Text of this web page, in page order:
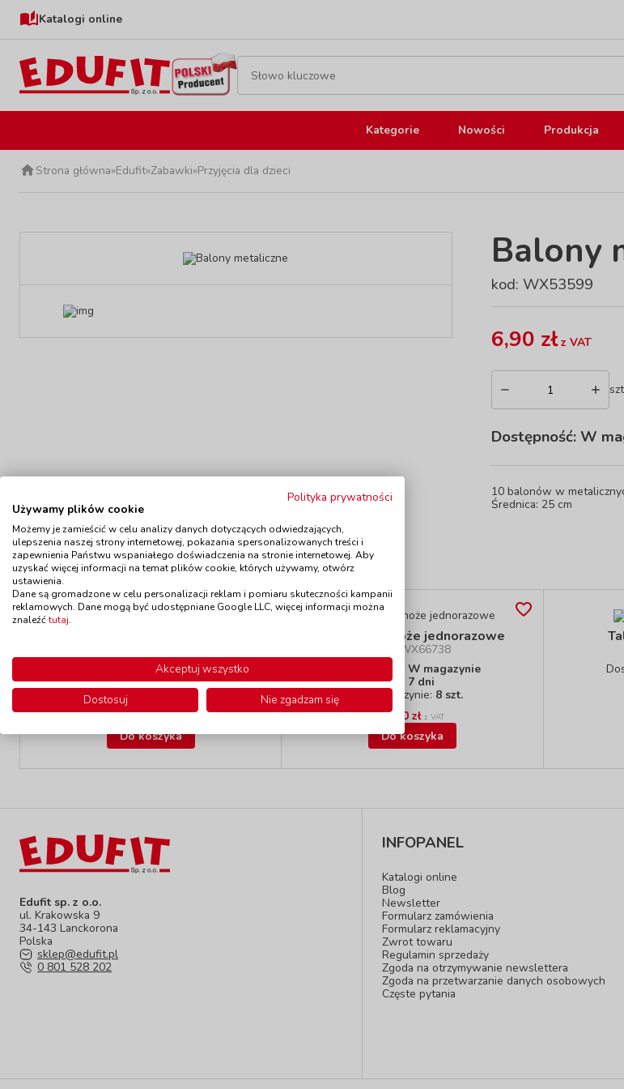
Katalogi online
Kategorie Nowości Produkcja
Strona główna»Edufit»Zabawki»Przyjęcia dla dzieci
Balony
kod: WX53599
6,90 złz VAT
Dostępność: W
10 balonów w
Średnica: 25 cm
Polecamy
W magazynie
do 5 dni
9,90 zł
Do koszyka
Wyprzedaż!
Drewniane noże jednorazowe
kod: WX66738
W magazynie
do 7 dni
W magazynie: 8 szt.
19,90 zł z VAT
Do koszyka
Edufit sp. z o.o.
ul. Krakowska 9
34-143 Lanckorona
Polska
sklep@edufit.pl
0 801 528 202
INFOPANEL
Katalogi online
Blog
Newsletter
Formularz zamówienia
Formularz reklamacyjny
Zwrot towaru
Regulamin sprzedaży
Zgoda na otrzymywanie newslettera
Zgoda na przetwarzanie danych osobowych
Częste pytania
Polityka prywatności
Używamy plików cookie
Możemy je zamieścić w celu analizy danych dotyczących odwiedzających,
ulepszenia naszej strony internetowej, pokazania spersonalizowanych treści i
zapewnienia Państwu wspaniałego doświadczenia na stronie internetowej. Aby
uzyskać więcej informacji na temat plików cookie, których używamy, otwórz
ustawienia.
Dane są gromadzone w celu personalizacji reklam i pomiaru skuteczności kampanii
reklamowych. Dane mogą być udostępniane Google LLC, więcej informacji można
znaleźćtutaj.
Akceptuj wszystko
Dostosuj
Nie zgadzam się